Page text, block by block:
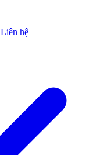
Liên hệ